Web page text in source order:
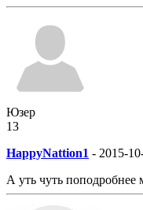
Юзер
13
HappyNattion1 - 2015-
А уть чуть поподробнее